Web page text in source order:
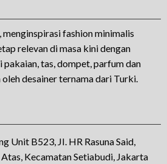
fashion minimalis
relevan di masa kini dengan
tas, dompet, parfum dan
desainer ternama dari Turki.
Unit B523, JI. HR Rasuna Said,
Kecamatan Setiabudi, Jakarta